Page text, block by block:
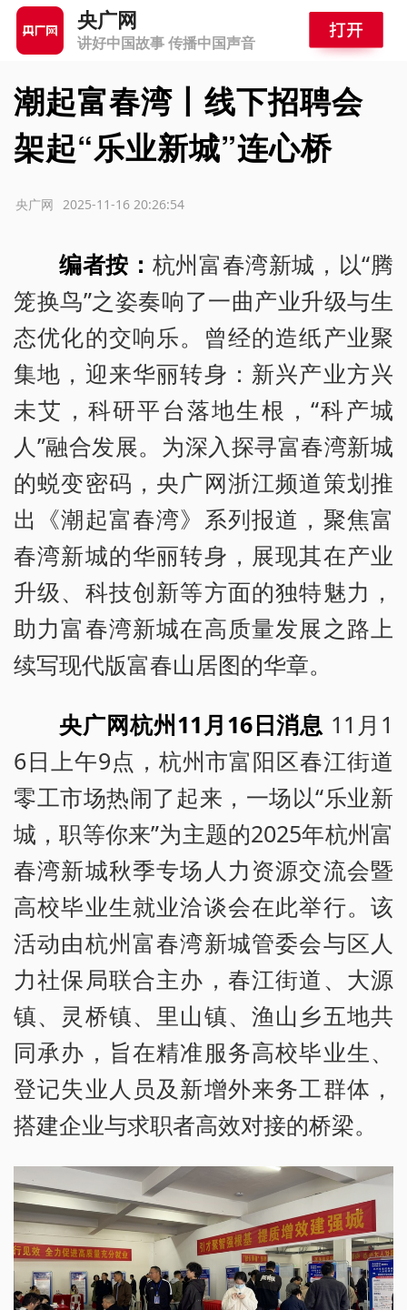
央广网
讲好中国故事 传播中国声音
潮起富春湾丨线下招聘会
架起“乐业新城”连心桥
2025-11-16 20:26:54
央广网
编者按： 杭州富春湾新城，以“腾
笼换鸟”之姿奏响了一曲产业升级与生
态优化的交响乐。曾经的造纸产业聚
集地，迎来华丽转身：新兴产业方兴
未艾，科研平台落地生根，“科产城
人”融合发展。为深入探寻富春湾新城
的蜕变密码，央广网浙江频道策划推
出《潮起富春湾》系列报道，聚焦富
春湾新城的华丽转身，展现其在产业
升级、科技创新等方面的独特魅力，
助力富春湾新城在高质量发展之路上
续写现代版富春山居图的华章。
央广网杭州11月16日消息 11月1
6日上午9点，杭州市富阳区春江街道
零工市场热闹了起来，一场以“乐业新
城，职等你来”为主题的2025年杭州富
春湾新城秋季专场人力资源交流会暨
高校毕业生就业洽谈会在此举行。该
活动由杭州富春湾新城管委会与区人
力社保局联合主办，春江街道、大源
镇、灵桥镇、里山镇、渔山乡五地共
同承办，旨在精准服务高校毕业生、
登记失业人员及新增外来务工群体，
搭建企业与求职者高效对接的桥梁。